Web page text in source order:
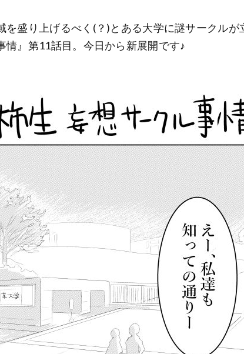
を盛り上げるべく(？)とある大学に謎サークルが
情』第11話目。今日から新展開です♪